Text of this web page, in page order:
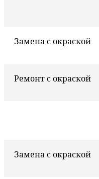
Замена с окраской
Ремонт с окраской
Замена с окраской